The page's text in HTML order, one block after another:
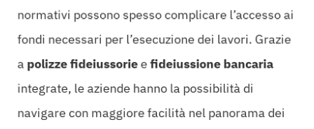
normativi possono spesso complicare l’accesso ai
fondi necessari per l’esecuzione dei lavori. Grazie
a polizze fideiussorieefideiussione bancaria
integrate, le aziende hanno la possibilità di
navigare con maggiore facilità nel panorama dei